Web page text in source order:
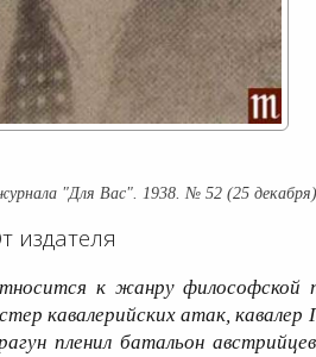
"Для Вас". 1938. № 52 (25
издателя
к жанру философской
кавалерийских атак, кавалер
пленил батальон